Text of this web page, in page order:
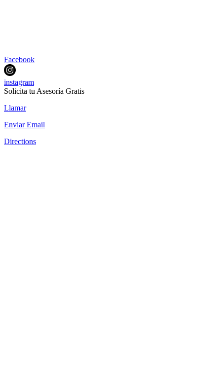
Facebook
instagram
Solicita tu Asesoría Gratis
Llamar
Enviar Email
Directions